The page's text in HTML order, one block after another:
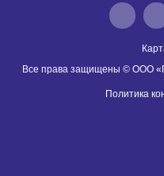
Все права защищены © ООО
Политика